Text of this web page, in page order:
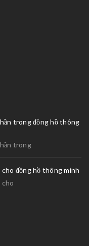
trong đồng hồ thông
trong
đồng hồ thông minh
cho